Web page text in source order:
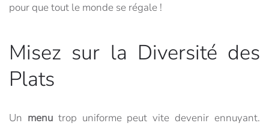
pour que tout le monde se régale !
Misez sur la Diversité des
Plats
Un menu trop uniforme peut vite devenir ennuyant.